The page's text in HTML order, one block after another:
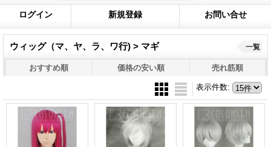
ログイン 新規登録 お問い合せ
ウィッグ（マ、ヤ、ラ、ワ行) > マギ 一覧
おすすめ順 価格の安い順 売れ筋順
表示件数: